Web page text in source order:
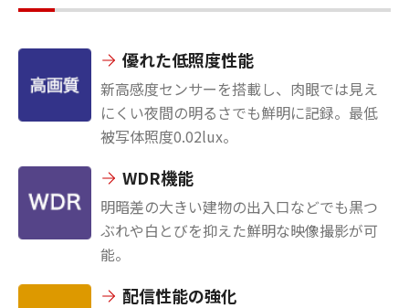
優れた低照度性能
新高感度センサーを搭載し、肉眼では見え
にくい夜間の明るさでも鮮明に記録。最低
被写体照度0.02lux。
WDR機能
明暗差の大きい建物の出入口などでも黒つ
ぶれや白とびを抑えた鮮明な映像撮影が可
能。
配信性能の強化